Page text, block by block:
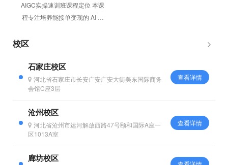
AIGC实操速训班课程定位 本课
程专注培养能接单变现的 AI 绘
活学习模式，帮助学员从 ...
校区
石家庄校区
河北省石家庄市长安广安广安大街美东国际商务
会馆C座3层
查看详情
沧州校区
河北省沧州市运河解放西路47号颐和国际A座一
区1013A室
查看详情
廊坊校区